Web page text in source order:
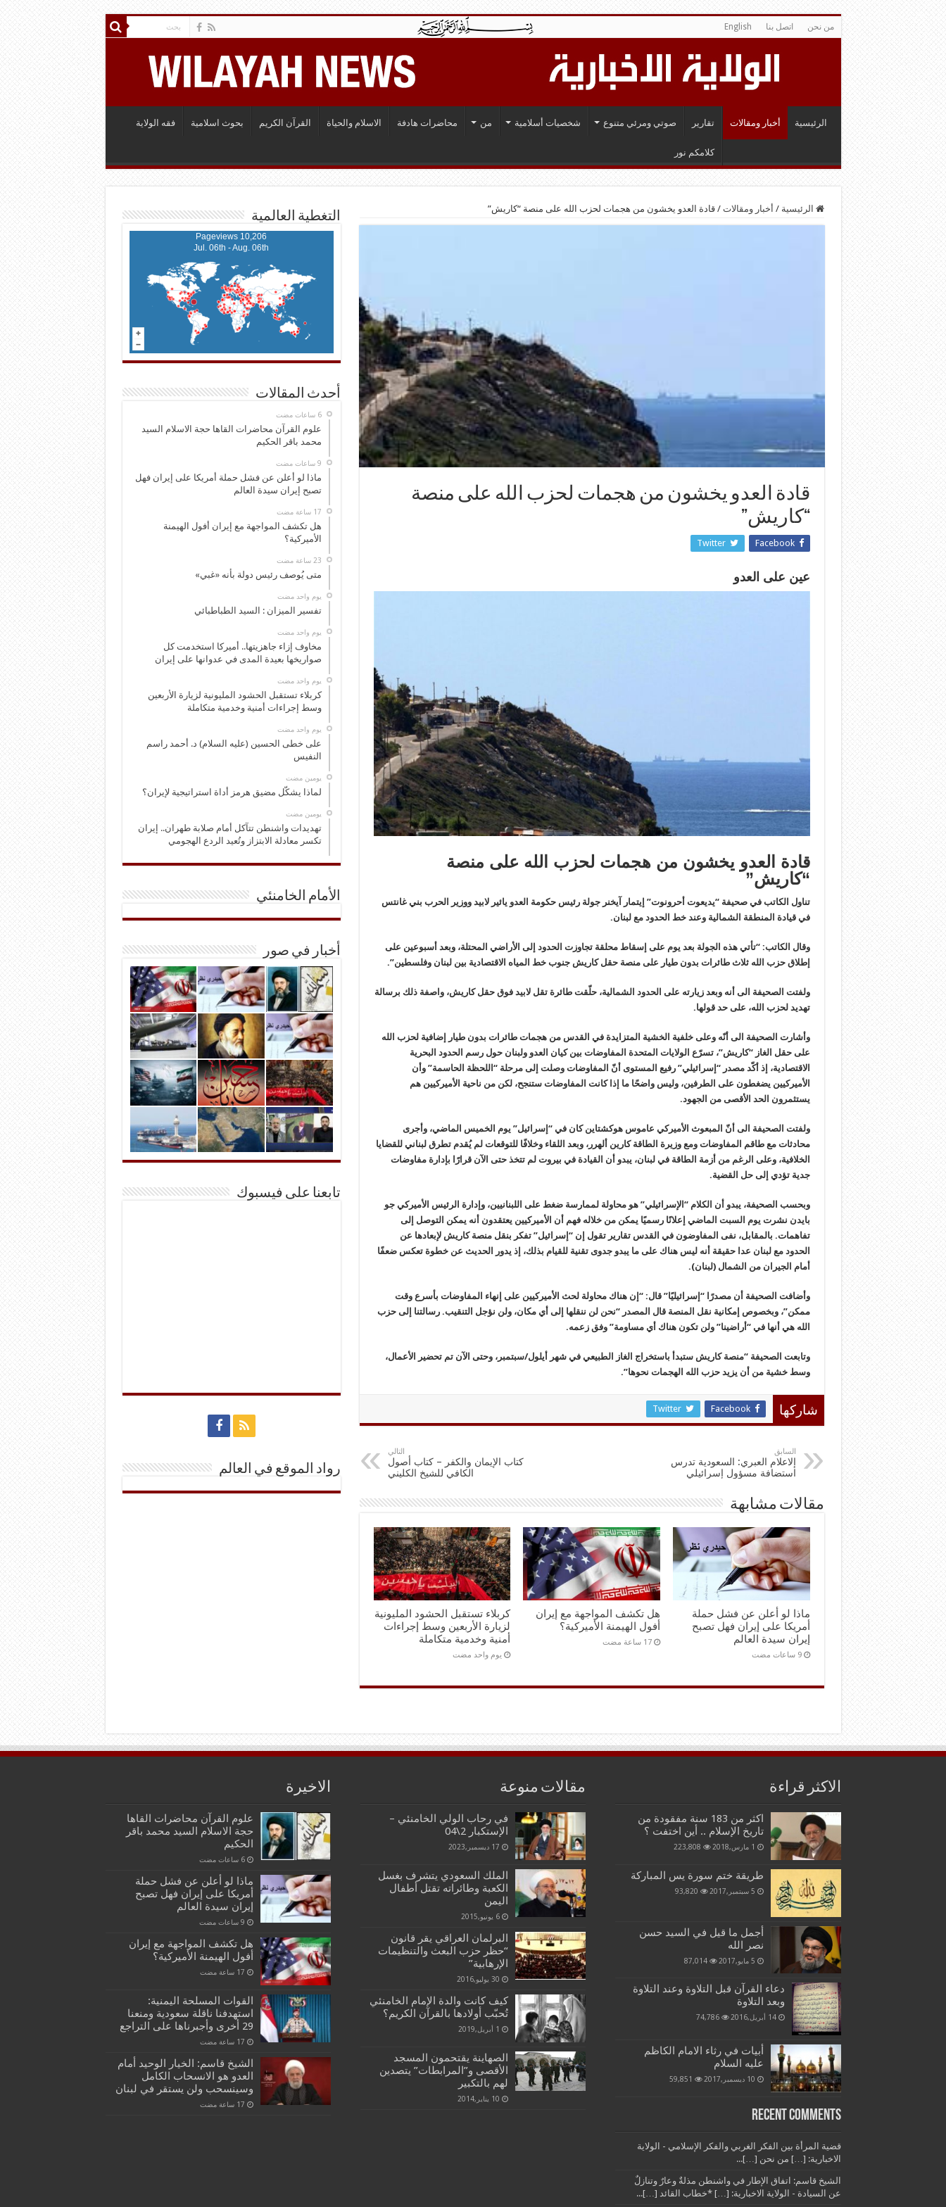
من نحن اتصل بنا English
الرئيسية أخبار ومقالات تقارير صوتي ومرئي متنوع شخصيات أسلامية من محاضرات هادفة الاسلام والحياة القرآن الكريم بحوث اسلامية فقه الولاية
كلامكم نور
الرئيسية / أخبار ومقالات / قادة العدو يخشون من هجمات لحزب الله على منصة “كاريش”
قادة العدو يخشون من هجمات لحزب الله على منصة
“كاريش”
Facebook
Twitter
عين على العدو
قادة العدو يخشون من هجمات لحزب الله على منصة
“كاريش”
تناول الكاتب في صحيفة “يديعوت أحرونوت” إيتمار آيخنر جولة رئيس حكومة العدو يائير لابيد ووزير الحرب بني غانتس
في قيادة المنطقة الشمالية وعند خط الحدود مع لبنان.
وقال الكاتب: “تأتي هذه الجولة بعد يوم على إسقاط محلقة تجاوزت الحدود إلى الأراضي المحتلة، وبعد أسبوعين على
إطلاق حزب الله ثلاث طائرات بدون طيار على منصة حقل كاريش جنوب خط المياه الاقتصادية بين لبنان وفلسطين”.
ولفتت الصحيفة الى أنه وبعد زيارته على الحدود الشمالية، حلّقت طائرة تقل لابيد فوق حقل كاريش، واصفة ذلك برسالة
تهديد لحزب الله، على حد قولها.
وأشارت الصحيفة الى أنّه وعلى خلفية الخشية المتزايدة في القدس من هجمات طائرات بدون طيار إضافية لحزب الله
على حقل الغاز “كاريش”، تسرّع الولايات المتحدة المفاوضات بين كيان العدو ولبنان حول رسم الحدود البحرية
الاقتصادية، إذ أكّد مصدر “إسرائيلي” رفيع المستوى أنّ المفاوضات وصلت إلى مرحلة “اللحظة الحاسمة” وأن
الأميركيين يضغطون على الطرفين، وليس واضحًا ما إذا كانت المفاوضات ستنجح، لكن من ناحية الأميركيين هم
يستثمرون الحد الأقصى من الجهود.
ولفتت الصحيفة الى أنّ المبعوث الأميركي عاموس هوكشتاين كان في “إسرائيل” يوم الخميس الماضي، وأجرى
محادثات مع طاقم المفاوضات ومع وزيرة الطاقة كارين ألهرر، وبعد اللقاء وخلافًا للتوقعات لم يُقدم تطرق لبناني للقضايا
الخلافية، وعلى الرغم من أزمة الطاقة في لبنان، يبدو أن القيادة في بيروت لم تتخذ حتى الآن قرارًا بإدارة مفاوضات
جدية تؤدي إلى حل القضية.
وبحسب الصحيفة، يبدو أن الكلام “الإسرائيلي” هو محاولة لممارسة ضغط على اللبنانيين، وإدارة الرئيس الأميركي جو
بايدن نشرت يوم السبت الماضي إعلانًا رسميًا يمكن من خلاله فهم أن الأميركيين يعتقدون أنه يمكن التوصل إلى
تفاهمات. بالمقابل، نفى المفاوضون في القدس تقارير تقول إن “إسرائيل” تفكر بنقل منصة كاريش لإبعادها عن
الحدود مع لبنان عدا حقيقة أنه ليس هناك على ما يبدو جدوى تقنية للقيام بذلك، إذ يدور الحديث عن خطوة تعكس ضعفًا
أمام الجيران من الشمال (لبنان).
وأضافت الصحيفة أن مصدرًا “إسرائيليًا” قال: “إن هناك محاولة لحث الأميركيين على إنهاء المفاوضات بأسرع وقت
ممكن”، وبخصوص إمكانية نقل المنصة قال المصدر “نحن لن ننقلها إلى أي مكان، ولن نؤجل التنقيب. رسالتنا إلى حزب
الله هي أنها في “أراضينا” ولن تكون هناك أي مساومة” وفق زعمه.
وتابعت الصحيفة “منصة كاريش ستبدأ باستخراج الغاز الطبيعي في شهر أيلول/سبتمبر، وحتى الآن تم تحضير الأعمال،
وسط خشية من أن يزيد حزب الله الهجمات نحوها”.
شاركها Facebook
Twitter
السابق
إلاعلام العبري: السعودية تدرس
استضافة مسؤول إسرائيلي
التالي
كتاب الإيمان والكفر – كتاب أصول
الكافي للشيخ الكليني
مقالات مشابهة
ماذا لو أعلن عن فشل حملة
أمريكا على إيران فهل تصبح
إيران سيدة العالم
‏9 ساعات مضت
هل تكشف المواجهة مع إيران
أفول الهيمنة الأميركية؟
‏17 ساعة مضت
كربلاء تستقبل الحشود المليونية
لزيارة الأربعين وسط إجراءات
أمنية وخدمية متكاملة
‏يوم واحد مضت
التغطية العالمية
10,206 Pageviews
Jul. 06th - Aug. 06th
أحدث المقالات
‏6 ساعات مضت
علوم القرآن محاضرات القاها حجة الاسلام السيد
محمد باقر الحكيم
ماذا لو أعلن عن فشل حملة أمريكا على إيران فهل
تصبح إيران سيدة العالم
هل تكشف المواجهة مع إيران أفول الهيمنة
الأميركية؟
متى يُوصف رئيس دولة بأنه «غبي»
‏يوم واحد مضت
تفسير الميزان : السيد الطباطبائي
‏يوم واحد مضت
مخاوف إزاء جاهزيتها.. أميركا استخدمت كل
صواريخها بعيدة المدى في عدوانها على إيران
‏يوم واحد مضت
كربلاء تستقبل الحشود المليونية لزيارة الأربعين
وسط إجراءات أمنية وخدمية متكاملة
‏يوم واحد مضت
على خطى الحسين (عليه السلام) د. أحمد راسم
النفيس
‏يومين مضت
لماذا يشكّل مضيق هرمز أداة استراتيجية لإيران؟
‏يومين مضت
تهديدات واشنطن تتآكل أمام صلابة طهران.. إيران
تكسر معادلة الابتزاز وتُعيد الردع الهجومي
الأمام الخامنئي
أخبار في صور
تابعنا على فيسبوك
رواد الموقع في العالم
الاكثر قراءة
اكثر من 183 سنة مفقودة من
تاريخ الإسلام .. أين اختفت ؟
1 مارس,2018 223,808
طريقة ختم سورة يس المباركة
5 سبتمبر,2017 93,820
أجمل ما قيل في السيد حسن
نصر الله
5 مايو,2017 87,014
دعاء القرآن قبل التلاوة وعند التلاوة
وبعد التلاوة
14 أبريل,2016 74,786
أبيات في رثاء الامام الكاظم
عليه السلام
10 ديسمبر,2017 59,851
Recent Comments
قضية المرأة بين الفكر الغربي والفكر الإسلامي - الولاية
الاخبارية: […] من نحن […]...
الشيخ قاسم: اتفاق الإطار في واشنطن مذلةٌ وعارٌ وتنازلٌ
عن السيادة - الولاية الاخبارية: […] *خطاب القائد […]...
مقالات منوعة
في رحاب الولي الخامنئي –
الإستكبار 2\04
17 ديسمبر,2023
الملك السعودي يتشرف بغسل
الكعبة وطائراته تقتل أطفال
اليمن
6 يونيو,2015
البرلمان العراقي يقر قانون
“حظر حزب البعث والتنظيمات
الإرهابية”
30 يوليو,2016
كيف كانت والدة الإمام الخامنئي
تُحبّب أولادها بالقرآن الكريم؟
1 أبريل,2019
الصهاينة يقتحمون المسجد
الأقصى و”المرابطات” يتصدين
لهم بالتكبير
10 يناير,2014
الاخيرة
علوم القرآن محاضرات القاها
حجة الاسلام السيد محمد باقر
الحكيم
ماذا لو أعلن عن فشل حملة
أمريكا على إيران فهل تصبح
إيران سيدة العالم
هل تكشف المواجهة مع إيران
أفول الهيمنة الأميركية؟
القوات المسلحة اليمنية:
استهدفنا ناقلة سعودية ومنعنا
29 أخرى وأجبرناها على التراجع
الشيخ قاسم: الخيار الوحيد أمام
العدو هو الانسحاب الكامل
وسينسحب ولن يستقر في لبنان